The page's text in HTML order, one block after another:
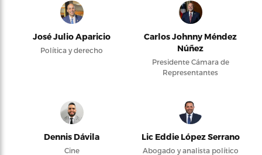
José Julio Aparicio
Política y derecho
Carlos Johnny Méndez
Núñez
Presidente Cámara de
Representantes
Dennis Dávila
Cine
Lic Eddie López Serrano
Abogado y analista político